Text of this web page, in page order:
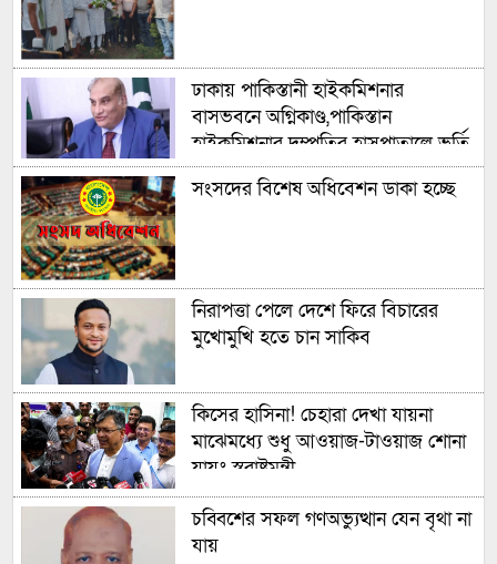
ঢাকায় পাকিস্তানী হাইকমিশনার
বাসভবনে অগ্নিকাণ্ড,পাকিস্তান
হাইকমিশনার দম্পতির হাসপাতালে ভর্তি
সংসদের বিশেষ অধিবেশন ডাকা হচ্ছে
নিরাপত্তা পেলে দেশে ফিরে বিচারের
মুখোমুখি হতে চান সাকিব
কিসের হাসিনা! চেহারা দেখা যায়না
মাঝেমধ্যে শুধু আওয়াজ-টাওয়াজ শোনা
যায়ঃ স্বরাষ্ট্রমন্ত্রী
চব্বিশের সফল গণঅভ্যুত্থান যেন বৃথা না
যায়